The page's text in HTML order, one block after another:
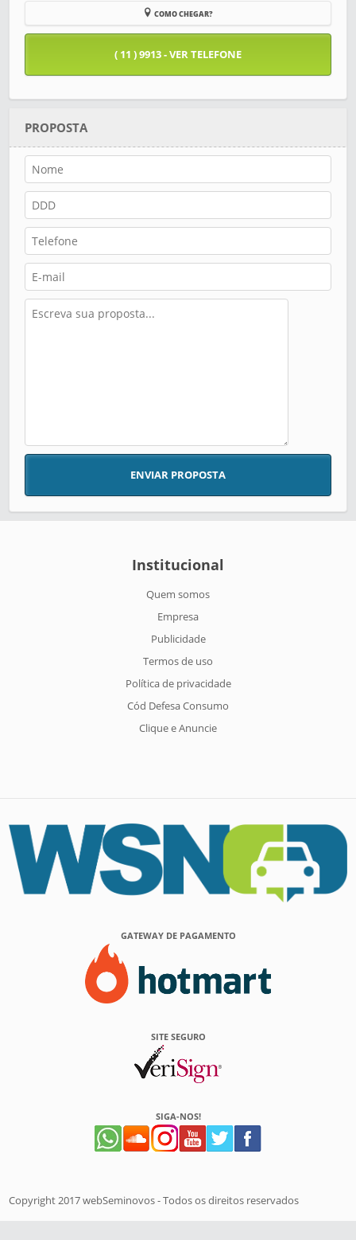
COMO CHEGAR?
( 11 ) 9913 - VER TELEFONE
PROPOSTA
ENVIAR PROPOSTA
Institucional
Quem somos
Empresa
Publicidade
Termos de uso
Política de privacidade
Cód Defesa Consumo
Clique e Anuncie
GATEWAY DE PAGAMENTO
SITE SEGURO
SIGA-NOS!
Copyright 2017 webSeminovos - Todos os direitos reservados